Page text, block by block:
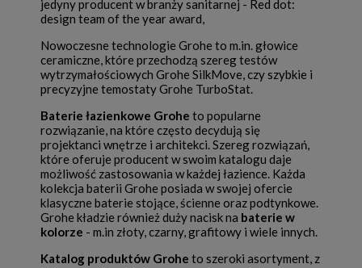
jedyny producent w branży sanitarnej - Red dot:
design team of the year award,
Nowoczesne technologie Grohe to m.in. głowice
ceramiczne, które przechodzą szereg testów
wytrzymałościowych Grohe SilkMove, czy szybkie i
precyzyjne temostaty Grohe TurboStat.
Baterie łazienkowe Grohe to popularne
rozwiązanie, na które często decydują się
projektanci wnętrze i architekci. Szereg rozwiązań,
które oferuje producent w swoim katalogu daje
możliwość zastosowania w każdej łazience. Każda
kolekcja baterii Grohe posiada w swojej ofercie
klasyczne baterie stojące, ścienne oraz podtynkowe.
Grohe kładzie również duży nacisk na baterie w
kolorze - m.in złoty, czarny, grafitowy i wiele innych.
Katalog produktów Grohe to szeroki asortyment, z